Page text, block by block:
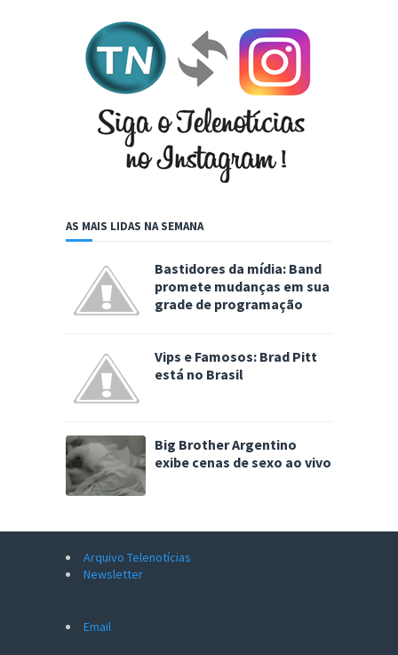
AS MAIS LIDAS NA SEMANA
Bastidores da mídia: Band
promete mudanças em sua
grade de programação
Vips e Famosos: Brad Pitt
está no Brasil
Big Brother Argentino
exibe cenas de sexo ao vivo
Arquivo Telenotícias
Newsletter
Email